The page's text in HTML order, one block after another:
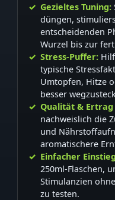
Gezieltes Tuning:
düngen,
entscheidenden
Wurzel bis zur
Stress-Puffer:
typische
Umtopfen, Hitze
besser
Qualität &
nachweislich die
und
aromatischere
Einfacher
250ml-Flaschen,
Stimulanzien
zu testen.